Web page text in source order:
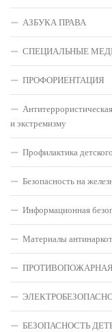
АЗБУКА ПРАВА
СПЕЦИАЛЬНЫЕ
ПРОФОРИЕНТАЦИЯ
и экстремизму
Профилактика
Безопасность на
Информационная
Материалы
БЕЗОПАСНОСТЬ